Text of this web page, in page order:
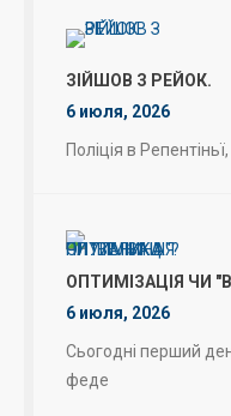
ЗІЙШОВ З РЕЙОК.
6 июля, 2026
Поліція в
ОПТИМІЗАЦІЯ ЧИ
6 июля, 2026
Сьогодні перший
феде